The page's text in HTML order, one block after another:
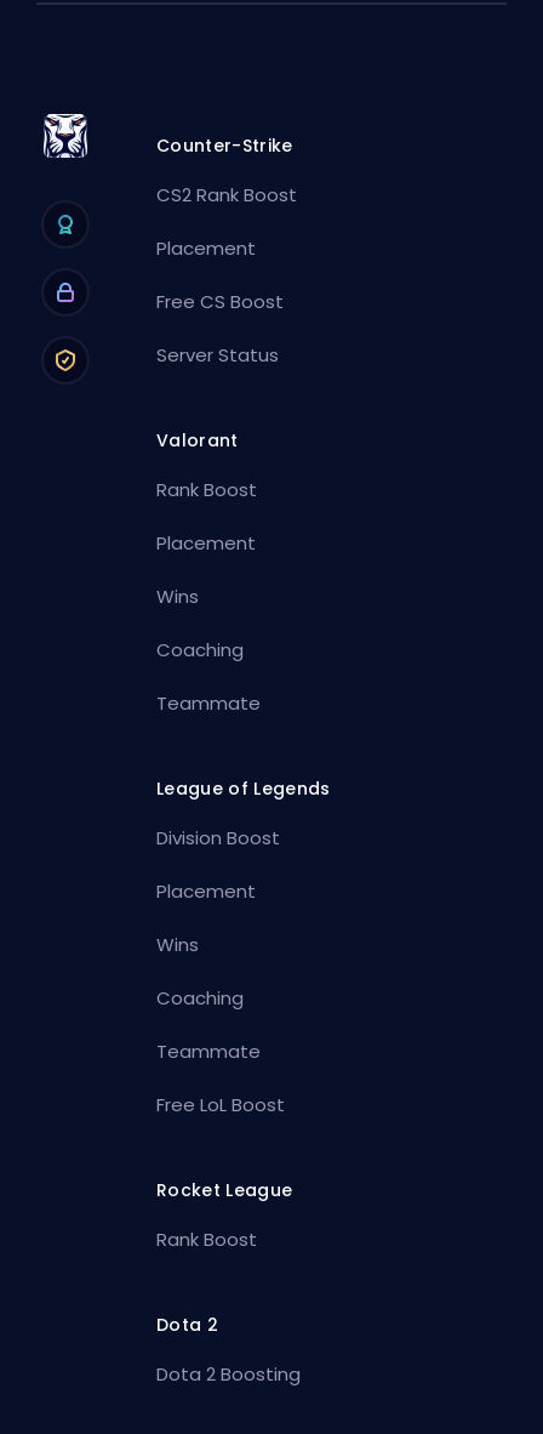
Counter-Strike
CS2 Rank Boost
Placement
Free CS Boost
Server Status
Valorant
Rank Boost
Placement
Wins
Coaching
Teammate
League of Legends
Division Boost
Placement
Wins
Coaching
Teammate
Free LoL Boost
Rocket League
Rank Boost
Dota 2
Dota 2 Boosting